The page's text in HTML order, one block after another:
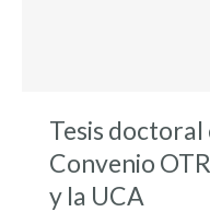
Tesis doctoral
Convenio
y la UCA